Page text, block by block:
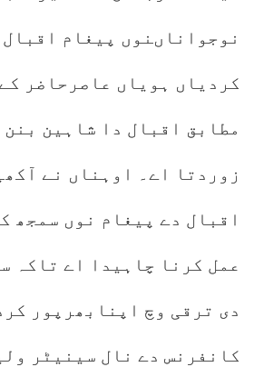
نوجواناںنوں پیغام
کردیاں ہویاں عاصرحاضر
مطابق اقبال دا شاہین
زوردتا اے۔ اوہناں نے
اقبال دے پیغام نوں سمجھ
عمل کرنا چاہیدا اے تاکہ
دی ترقی وچ اپنابھرپور
کانفرنس دے نال سینیٹر